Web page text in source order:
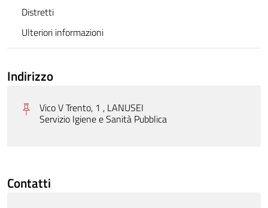
Distretti
Ulteriori informazioni
Indirizzo
Vico V Trento, 1 , LANUSEI
Servizio Igiene e Sanità Pubblica
Contatti